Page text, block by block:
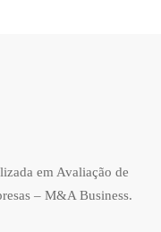
em Avaliação de
– M&A Business.